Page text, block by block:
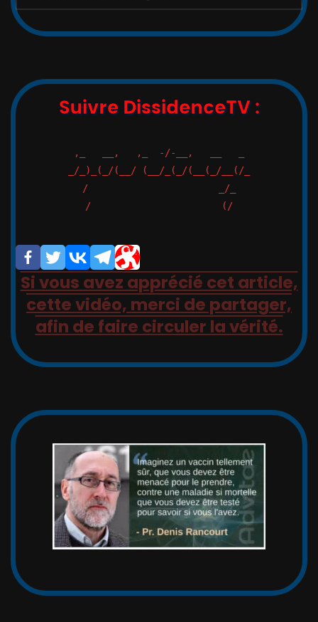
Suivre DissidenceTV :
,_   __,   ,_  -/-__,   __   _
_/_)_(_/(__/ (__/_(_/(__(_/__(/_
/                       _/_
/                       (/
Si vous avez apprécié cet article,
cette vidéo, merci de partager,
afin de faire circuler la vérité.